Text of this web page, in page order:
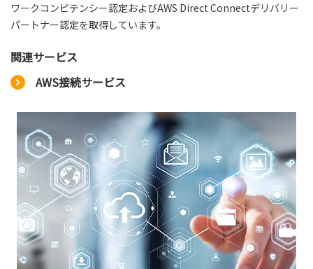
ワークコンピテンシー認定およびAWS Direct Connectデリバリー
パートナー認定を取得しています。
関連サービス
AWS接続サービス